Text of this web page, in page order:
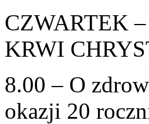
CZWARTEK
KRWI
8.00 – O
okazji 20